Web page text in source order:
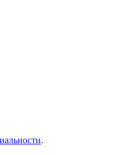
.